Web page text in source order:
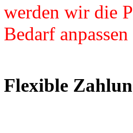
werden wir die
Bedarf anpassen
Flexible